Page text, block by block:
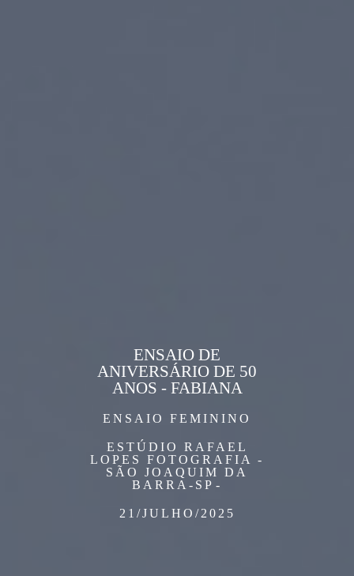
ENSAIO FEMININO
ESTÚDIO RAFAEL
LOPES FOTOGRAFIA -
SÃO JOAQUIM DA
BARRA-SP
21/JULHO/2025
ENSAIO DE
ANIVERSÁRIO DE 50
ANOS - FABIANA